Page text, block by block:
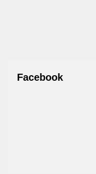
Facebook